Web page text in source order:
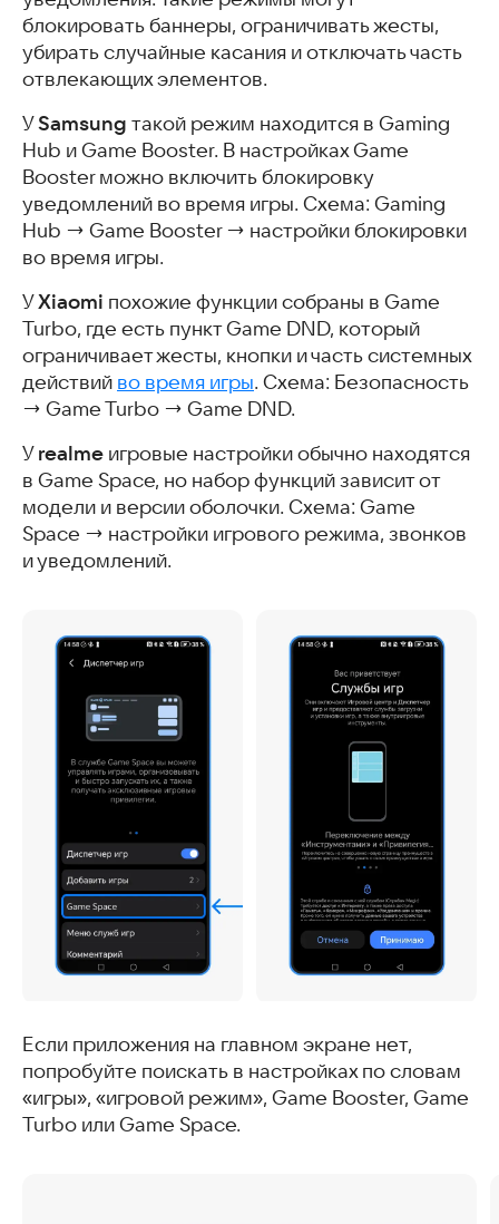
блокировать баннеры, ограничивать жесты,
убирать случайные касания и отключать часть
отвлекающих элементов.
УSamsung такой режим находится в Gaming
Hub и Game Booster. В настройках Game
Booster можно включить блокировку
уведомлений во время игры. Схема: Gaming
Hub → Game Booster → настройки блокировки
во время игры.
УXiaomi похожие функции собраны в Game
Turbo, где есть пункт Game DND, который
ограничивает жесты, кнопки и часть системных
действий во время игры. Схема: Безопасность
→ Game Turbo → Game DND.
У realme игровые настройки обычно находятся
в Game Space, но набор функций зависит от
модели и версии оболочки. Схема: Game
Space → настройки игрового режима, звонков
и уведомлений.
Если приложения на главном экране нет,
попробуйте поискать в настройках по словам
«игры», «игровой режим», Game Booster, Game
Turbo или Game Space.